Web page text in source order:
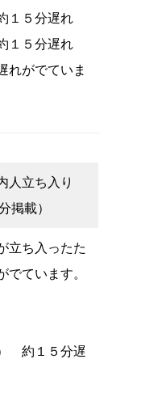
１５分遅れ
１５分遅れ
れがでていま
人立ち入り
掲載）
立ち入ったた
でています。
約１５分遅